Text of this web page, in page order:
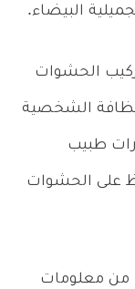
البيضاء.
الحشوات
الشخصية
طبيب
على الحشوات
من معلومات